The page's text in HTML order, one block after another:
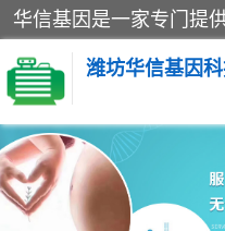
潍坊华信基因
亲子鉴定